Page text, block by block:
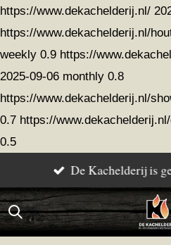
https://www.dekachelderij.nl/
https://www.dekachelderij.nl/
weekly 0.9 https://
2025-09-06 monthly 0.8
https://www.dekachelderij.nl/
0.7 https://
0.5
Ga
direct
naar
de
hoofdinhoud
De Kachelderij is